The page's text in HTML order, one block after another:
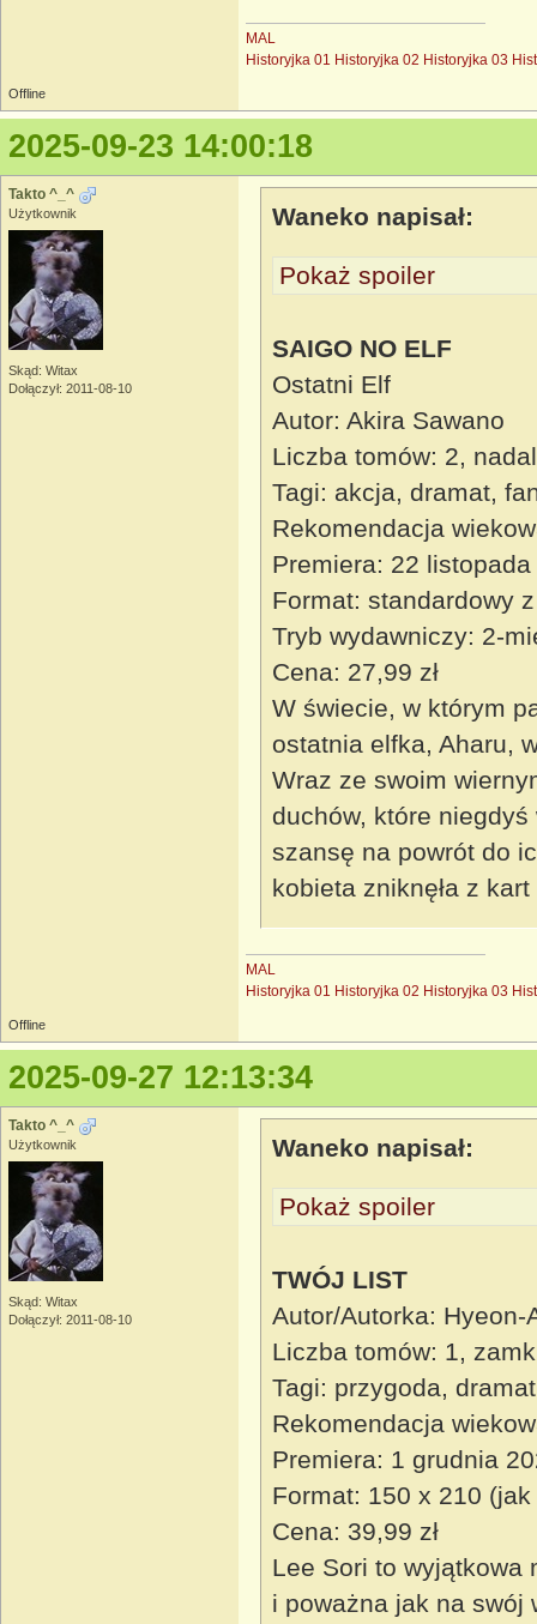
MAL
Historyjka 01 Historyjka 02 Historyjka 03
Offline
2025-09-23 14:00:18
Takto ^_^
Użytkownik
Skąd: Witax
Dołączył: 2011-08-10
Waneko napisał:
Pokaż spoiler
SAIGO NO ELF
Ostatni Elf
Autor: Akira Sawano
Liczba tomów: 2,
Tagi: akcja, dramat,
Rekomendacja
Premiera: 22
Format: standardowy
Tryb wydawniczy: 2-
Cena: 27,99 zł
W świecie, w którym
ostatnia elfka, Aharu,
Wraz ze swoim
duchów, które
szansę na powrót do
kobieta zniknęła z
MAL
Historyjka 01 Historyjka 02 Historyjka 03
Offline
2025-09-27 12:13:34
Takto ^_^
Użytkownik
Skąd: Witax
Dołączył: 2011-08-10
Waneko napisał:
Pokaż spoiler
TWÓJ LIST
Autor/Autorka: Hyeon-
Liczba tomów: 1,
Tagi: przygoda,
Rekomendacja
Premiera: 1 grudnia
Format: 150 x 210
Cena: 39,99 zł
Lee Sori to wyjątkowa
i poważna jak na swój